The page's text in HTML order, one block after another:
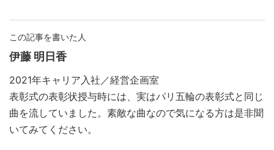
この記事を書いた人
伊藤 明日香
2021年キャリア入社／経営企画室
表彰式の表彰状授与時には、実はパリ五輪の表彰式と同じ
曲を流していました。素敵な曲なので気になる方は是非聞
いてみてください。